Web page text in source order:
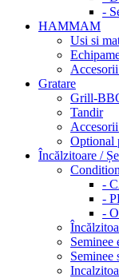
-
HAMMAM
Usi si
Gratare
Grill-
Tandir
Optional
Încălzitoare /
-
-
-
Seminee
Seminee